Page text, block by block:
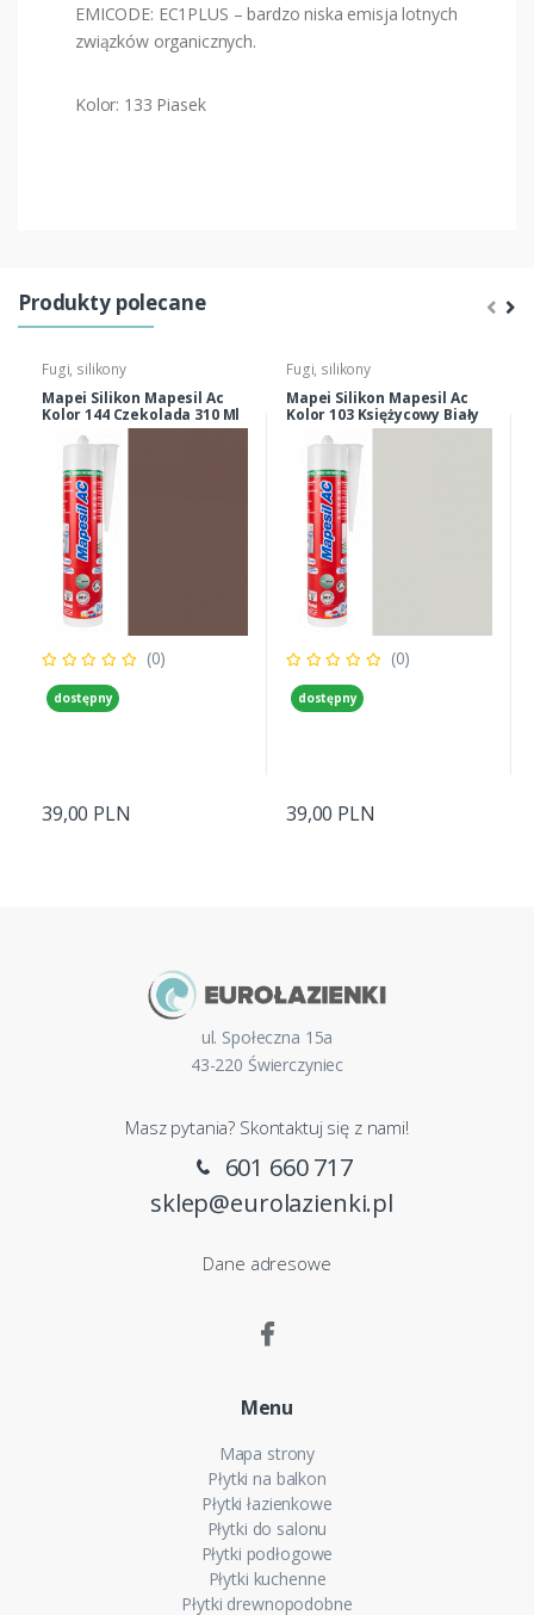
EMICODE: EC1PLUS – bardzo niska emisja lotnych
związków organicznych.
Kolor: 133 Piasek
Produkty polecane
Fugi, silikony
Mapei Silikon Mapesil Ac
Kolor 144 Czekolada 310 Ml
(0)
dostępny
39,00 PLN
Fugi, silikony
Mapei Silikon Mapesil Ac
Kolor 103 Księżycowy Biały
310 Ml
(0)
dostępny
39,00 PLN
ul. Społeczna 15a
43-220 Świerczyniec
Masz pytania? Skontaktuj się z nami!
601 660 717
sklep@eurolazienki.pl
Dane adresowe
Menu
Mapa strony
Płytki na balkon
Płytki łazienkowe
Płytki do salonu
Płytki podłogowe
Płytki kuchenne
Płytki drewnopodobne